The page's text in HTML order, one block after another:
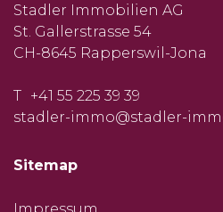
Stadler Immobilien AG
St. Gallerstrasse 54
CH-8645 Rapperswil-Jona
T +41 55 225 39 39
stadler-immo@stadler-
Sitemap